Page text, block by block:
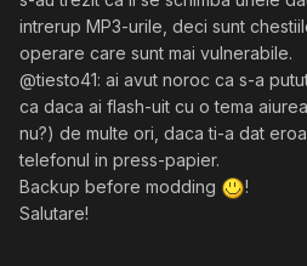
intrerup MP3-urile, deci sunt
operare care sunt mai vulnerabile.
@tiesto41: ai avut noroc ca s-a
ca daca ai flash-uit cu o tema
nu?) de multe ori, daca ti-a dat
telefonul in press-papier.
Backup before modding
!
Salutare!